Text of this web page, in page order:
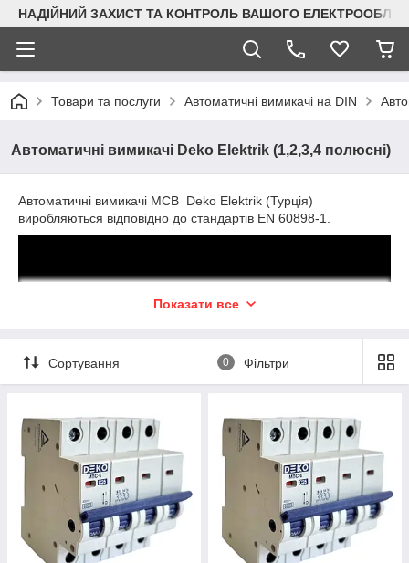
НАДІЙНИЙ ЗАХИСТ ТА КОНТРОЛЬ ВАШОГО
Товари та послуги Автоматичні вимикачі на DIN
Автоматичні вимикачі Deko Elektrik (1,2,3,4 полюсні)
Автоматичні вимикачі MCB Deko Elektrik (Турція)
виробляються відповідно до стандартів EN 60898-1.
Показати все
Сортування 0 Фільтри